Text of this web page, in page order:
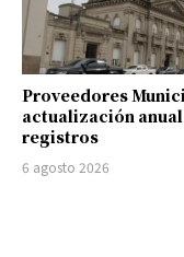
Proveedores
actualización
registros
6 agosto 2026